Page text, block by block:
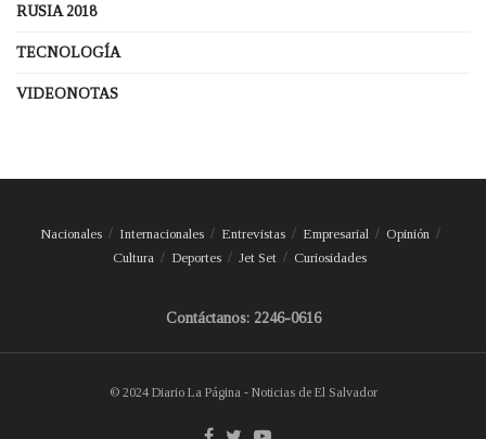
RUSIA 2018
TECNOLOGÍA
VIDEONOTAS
Nacionales Internacionales Entrevistas Empresarial
Opinión
Cultura
Deportes Jet Set Curiosidades
Contáctanos: 2246-0616
© 2024 Diario La Página - Noticias de El Salvador